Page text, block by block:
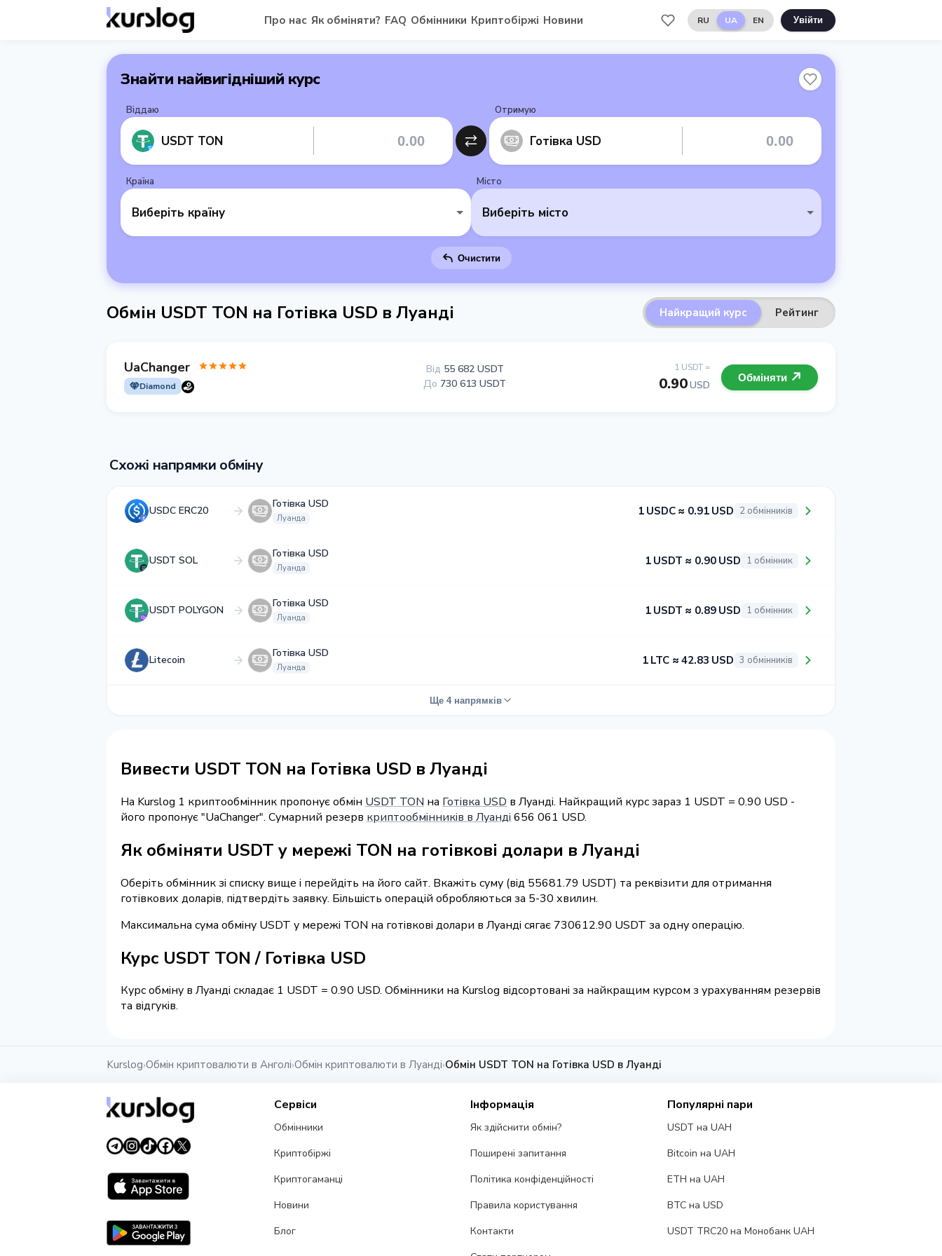
Про нас Як обміняти? FAQ Обмінники Криптобіржі Новини RU UA EN Увійти
Знайти найвигідніший курс
Віддаю
USDT TON
Отримую
Готівка USD
Країна
Виберіть країну
Місто
Виберіть місто
Очистити
Обмін USDT TON на Готівка USD в Луанді Найкращий курс Рейтинг
UaChanger
Diamond
1 USDT =
0.90USD
Від 55 682 USDT
До 730 613 USDT Обміняти
Схожі напрямки обміну
USDC ERC20
Готівка USD
Луанда
1 USDC ≈ 0.91 USD 2 обмінників
USDT SOL
Готівка USD
Луанда
1 USDT ≈ 0.90 USD 1 обмінник
USDT POLYGON
Готівка USD
Луанда
1 USDT ≈ 0.89 USD 1 обмінник
Litecoin
Готівка USD
Луанда
1 LTC ≈ 42.83 USD 3 обмінників
Ще 4 напрямків
Вивести USDT TON на Готівка USD в Луанді
На Kurslog 1 криптообмінник пропонує обмін USDT TON на Готівка USD в Луанді. Найкращий курс зараз 1 USDT = 0.90 USD -
його пропонує "UaChanger". Сумарний резерв криптообмінників в Луанді 656 061 USD.
Як обміняти USDT у мережі TON на готівкові долари в Луанді
Оберіть обмінник зі списку вище і перейдіть на його сайт. Вкажіть суму (від 55681.79 USDT) та реквізити для отримання
готівкових доларів, підтвердіть заявку. Більшість операцій обробляються за 5-30 хвилин.
Максимальна сума обміну USDT у мережі TON на готівкові долари в Луанді сягає 730612.90 USDT за одну операцію.
Курс USDT TON / Готівка USD
Курс обміну в Луанді складає 1 USDT = 0.90 USD. Обмінники на Kurslog відсортовані за найкращим курсом з урахуванням резервів
та відгуків.
Kurslog›Обмін криптовалюти в Анголі›Обмін криптовалюти в Луанді›Обмін USDT TON на Готівка USD в Луанді
Сервіси
Обмінники
Криптобіржі
Криптогаманці
Новини
Блог
Інформація
Як здійснити обмін?
Поширені запитання
Політика конфіденційності
Правила користування
Контакти
Популярні пари
USDT на UAH
Bitcoin на UAH
ETH на UAH
BTC на USD
USDT TRC20 на Монобанк UAH